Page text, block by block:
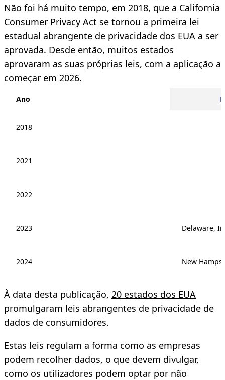
Não foi há muito tempo, em 2018, que a California
Consumer Privacy Act se tornou a primeira lei
estadual abrangente de privacidade dos EUA a ser
aprovada. Desde então, muitos estados
aprovaram as suas próprias leis, com a aplicação a
começar em 2026.
Ano
2018
2021
2022
2023 Delaware,
2024 New
À data desta publicação, 20 estados dos EUA
promulgaram leis abrangentes de privacidade de
dados de consumidores.
Estas leis regulam a forma como as empresas
podem recolher dados, o que devem divulgar,
como os utilizadores podem optar por não